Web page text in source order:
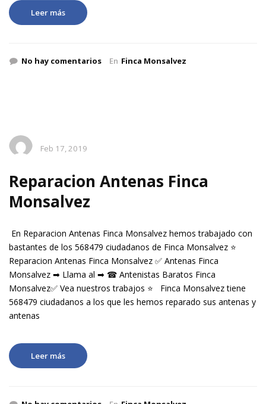
Leer más
No hay comentarios En Finca Monsalvez
Feb 17, 2019
Reparacion Antenas Finca
Monsalvez
En Reparacion Antenas Finca Monsalvez hemos trabajado con
bastantes de los 568479 ciudadanos de Finca Monsalvez ⭐
Reparacion Antenas Finca Monsalvez ✅ Antenas Finca
Monsalvez ➡ Llama al ➡ ☎ Antenistas Baratos Finca
Monsalvez✅ Vea nuestros trabajos ⭐ Finca Monsalvez tiene
568479 ciudadanos a los que les hemos reparado sus antenas y
antenas
Leer más